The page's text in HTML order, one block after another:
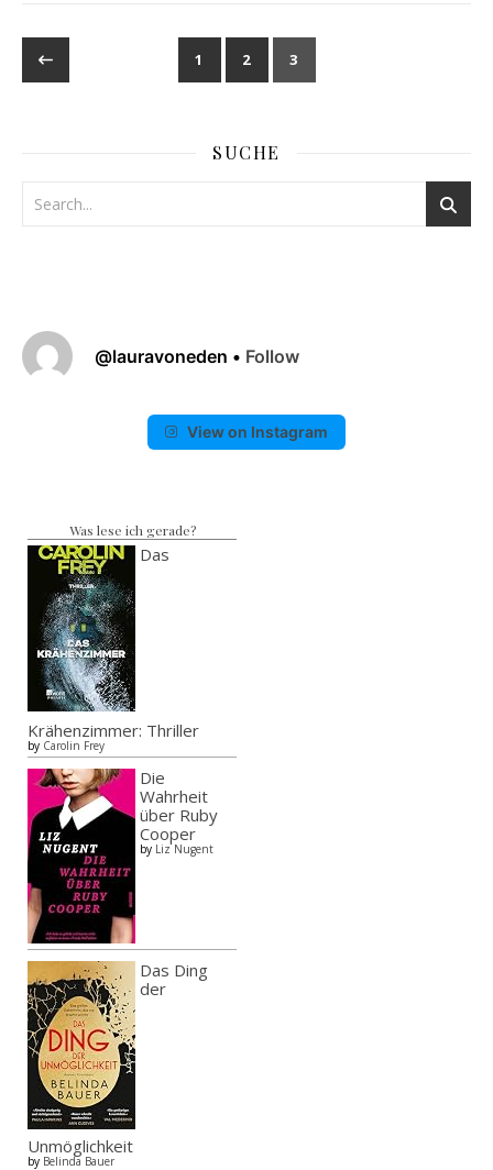
1 2 3
SUCHE
@lauravoneden • Follow
View on Instagram
Was lese ich gerade?
Das
Krähenzimmer: Thriller
by Carolin Frey
Die
Wahrheit
über Ruby
Cooper
by Liz Nugent
Das Ding
der
Unmöglichkeit
by Belinda Bauer